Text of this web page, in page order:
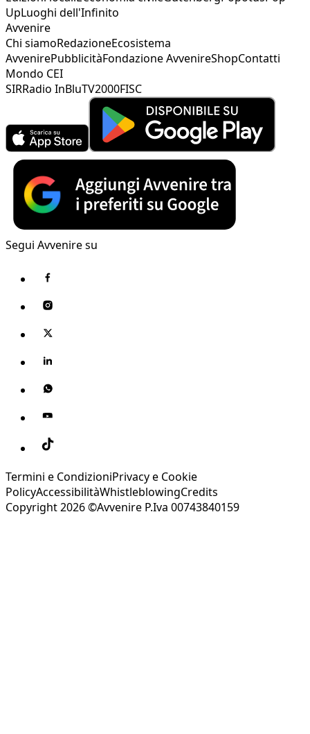
UpLuoghi dell'Infinito
Avvenire
Chi siamoRedazioneEcosistema
AvvenirePubblicitàFondazione AvvenireShopContatti
Mondo CEI
SIRRadio InBluTV2000FISC
Segui Avvenire su
Termini e CondizioniPrivacy e Cookie
PolicyAccessibilitàWhistleblowingCredits
Copyright 2026 ©Avvenire P.Iva 00743840159